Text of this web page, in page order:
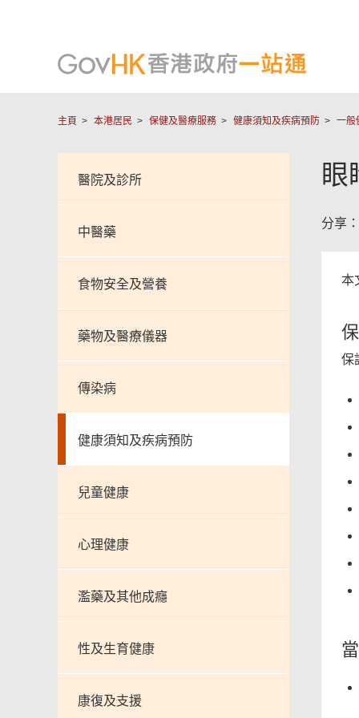
主頁 本港居民 保健及醫療服務 健康須知及疾病預防 一般
醫院及診所
中醫藥
食物安全及營養
藥物及醫療儀器
傳染病
健康須知及疾病預防
兒童健康
心理健康
濫藥及其他成癮
性及生育健康
康復及支援
眼
分享：
本
保